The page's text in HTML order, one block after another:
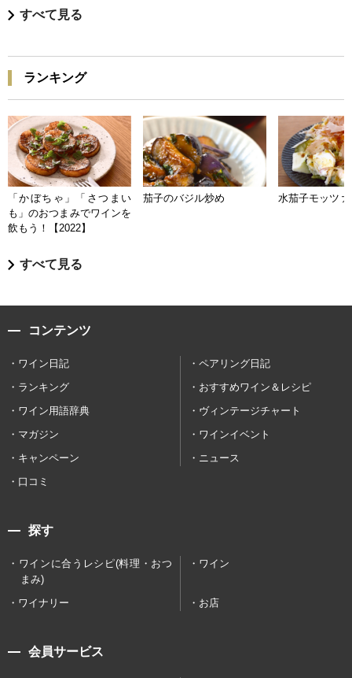
すべて見る
ランキング
「かぼちゃ」「さつまい
も」のおつまみでワインを
飲もう！【2022】
茄子のバジル炒め 水茄子モッツァ
すべて見る
コンテンツ
ワイン日記
ペアリング日記
ランキング
おすすめワイン＆レシピ
ワイン用語辞典
ヴィンテージチャート
マガジン
ワインイベント
キャンペーン
ニュース
口コミ
探す
ワインに合うレシピ(料理・おつ
まみ)
ワイン
ワイナリー お店
会員サービス